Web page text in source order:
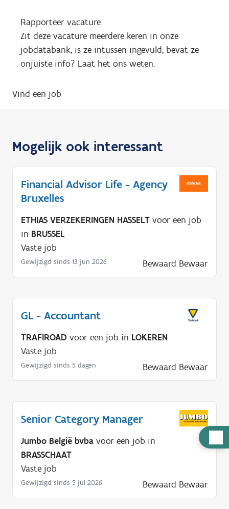
u
Rapporteer vacature
Zit deze vacature meerdere keren in onze
jobdatabank, is ze intussen ingevuld, bevat ze
onjuiste info? Laat het ons weten.
Vind een job
Mogelijk ook interessant
Financial Advisor Life - Agency
Bruxelles
ETHIAS VERZEKERINGEN HASSELT voor een job
in BRUSSEL
Vaste job
Gewijzigd sinds 13 jun 2026 Bewaard Bewaar
GL - Accountant
TRAFIROAD voor een job in LOKEREN
Vaste job
Gewijzigd sinds 5 dagen Bewaard Bewaar
Senior Category Manager
Jumbo België bvba voor een job in
BRASSCHAAT
Vaste job
Gewijzigd sinds 5 jul 2026 Bewaard Bewaar